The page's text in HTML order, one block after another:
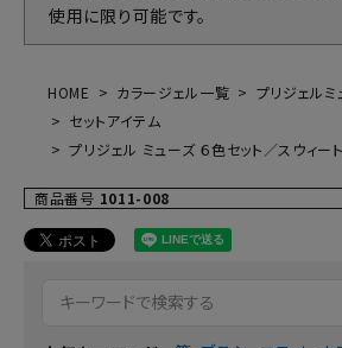
使用に限り可能です。
HOME カラージェル一覧
プリジェルミ
セットアイテム
プリジェル ミューズ ６色セット／スウィー
商品番号 1011-008